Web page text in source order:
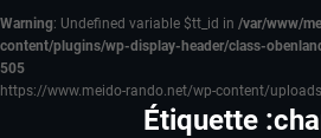
Warning: Undefined variable $tt_id in /var/www/
content/plugins/wp-display-header/class-
505
https://www.meido-rando.net/wp-content/
Étiquette